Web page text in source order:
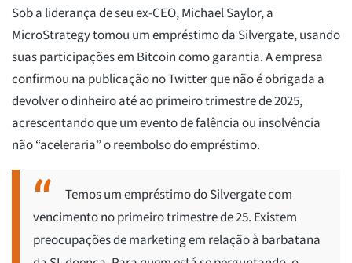
Sob a liderança de seu ex-CEO, Michael Saylor, a
MicroStrategy tomou um empréstimo da Silvergate, usando
suas participações em Bitcoin como garantia. A empresa
confirmou na publicação no Twitter que não é obrigada a
devolver o dinheiro até ao primeiro trimestre de 2025,
acrescentando que um evento de falência ou insolvência
não “aceleraria” o reembolso do empréstimo.
Temos um empréstimo do Silvergate com
vencimento no primeiro trimestre de 25. Existem
preocupações de marketing em relação à barbatana